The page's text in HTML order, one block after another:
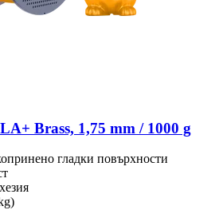
Brass, 1,75 mm / 1000 g
гладки повърхности